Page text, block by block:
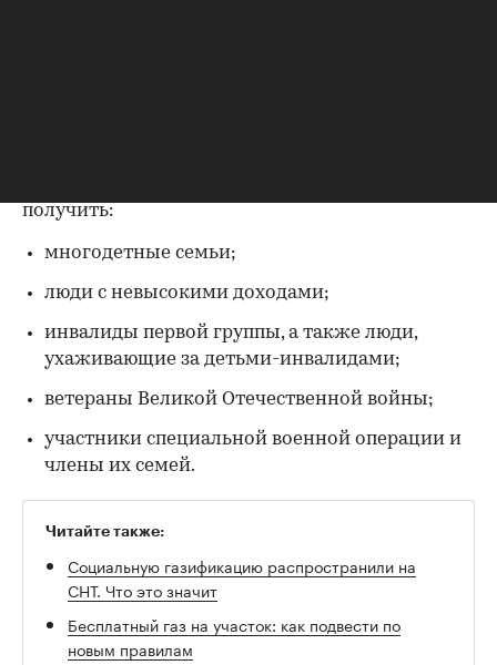
получить:
многодетные семьи;
люди с невысокими доходами;
инвалиды первой группы, а также люди,
ухаживающие за детьми-инвалидами;
ветераны Великой Отечественной войны;
участники специальной военной операции и
члены их семей.
Читайте также:
Социальную газификацию распространили на
СНТ. Что это значит
Бесплатный газ на участок: как подвести по
новым правилам